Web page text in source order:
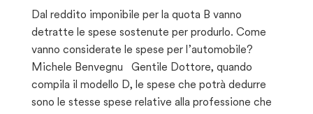
Dal reddito imponibile per la quota B vanno
detratte le spese sostenute per produrlo. Come
vanno considerate le spese per l’automobile?
Michele Benvegnu Gentile Dottore, quando
compila il modello D, le spese che potrà dedurre
sono le stesse spese relative alla professione che